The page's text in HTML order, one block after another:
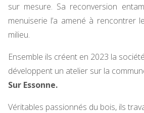
sur mesure. Sa reconversion
menuiserie l’a amené à rencontrer
milieu.
Ensemble ils créent en 2023 la société
développent un atelier sur la
Sur Essonne.
Véritables passionnés du bois, ils